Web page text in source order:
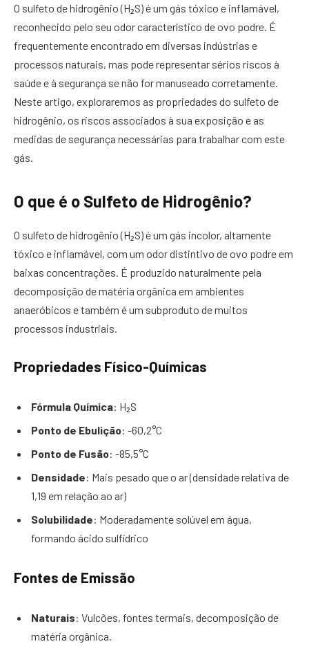
O sulfeto de hidrogênio (H₂S) é um gás tóxico e inflamável,
reconhecido pelo seu odor característico de ovo podre. É
frequentemente encontrado em diversas indústrias e
processos naturais, mas pode representar sérios riscos à
saúde e à segurança se não for manuseado corretamente.
Neste artigo, exploraremos as propriedades do sulfeto de
hidrogênio, os riscos associados à sua exposição e as
medidas de segurança necessárias para trabalhar com este
gás.
O que é o Sulfeto de Hidrogênio?
O sulfeto de hidrogênio (H₂S) é um gás incolor, altamente
tóxico e inflamável, com um odor distintivo de ovo podre em
baixas concentrações. É produzido naturalmente pela
decomposição de matéria orgânica em ambientes
anaeróbicos e também é um subproduto de muitos
processos industriais.
Propriedades Físico-Químicas
Fórmula Química: H₂S
Ponto de Ebulição: -60,2°C
Ponto de Fusão: -85,5°C
Densidade: Mais pesado que o ar (densidade relativa de
1,19 em relação ao ar)
Solubilidade: Moderadamente solúvel em água,
formando ácido sulfídrico
Fontes de Emissão
Naturais: Vulcões, fontes termais, decomposição de
matéria orgânica.